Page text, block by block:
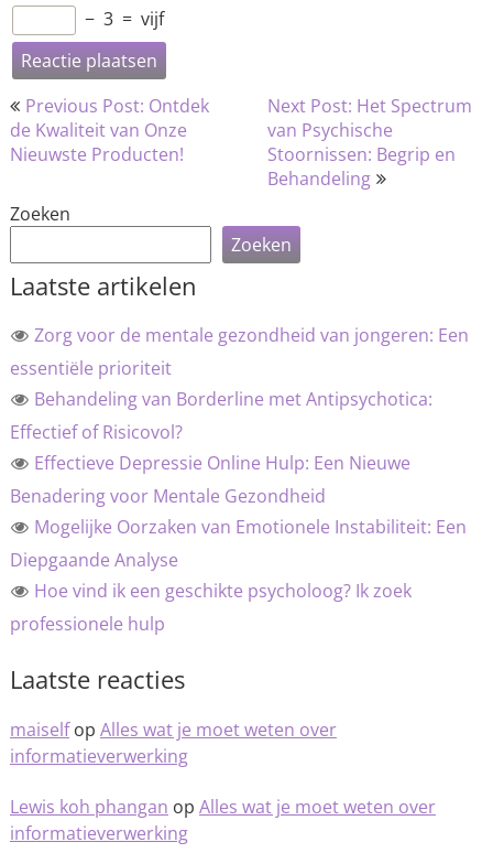
− 3 = vijf
Bericht
navigatie
Previous Post: Ontdek
de Kwaliteit van Onze
Nieuwste Producten!
Next Post: Het Spectrum
van Psychische
Stoornissen: Begrip en
Behandeling
Zoeken
Zoeken
Laatste artikelen
Zorg voor de mentale gezondheid van jongeren: Een
essentiële prioriteit
Behandeling van Borderline met Antipsychotica:
Effectief of Risicovol?
Effectieve Depressie Online Hulp: Een Nieuwe
Benadering voor Mentale Gezondheid
Mogelijke Oorzaken van Emotionele Instabiliteit: Een
Diepgaande Analyse
Hoe vind ik een geschikte psycholoog? Ik zoek
professionele hulp
Laatste reacties
maiselfop Alles wat je moet weten over
informatieverwerking
Lewis koh phangan op Alles wat je moet weten over
informatieverwerking